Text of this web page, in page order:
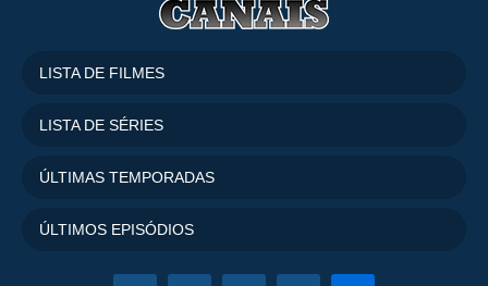
LISTA DE FILMES
LISTA DE SÉRIES
ÚLTIMAS TEMPORADAS
ÚLTIMOS EPISÓDIOS